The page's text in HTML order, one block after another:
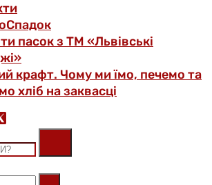
пасок з ТМ «Львівські
крафт. Чому ми їмо, печемо та
хліб на заквасці